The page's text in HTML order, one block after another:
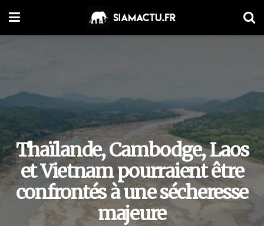
Thaïlande, Cambodge, Laos
et Vietnam pourraient être
confrontés à une sécheresse
majeure